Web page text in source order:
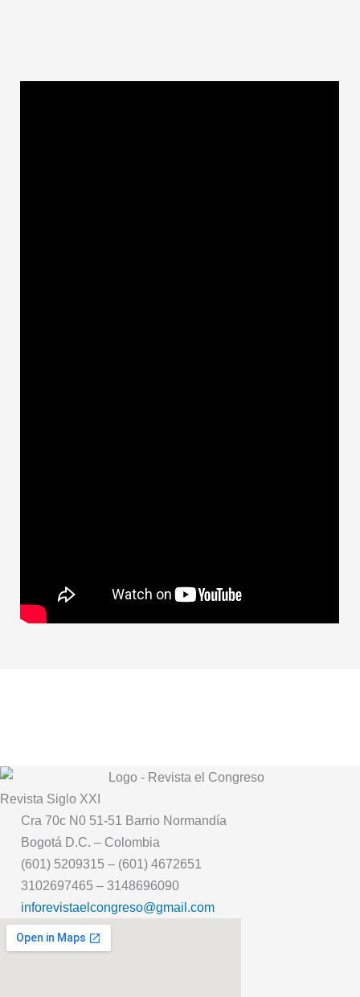
Revista Siglo XXI
Cra 70c N0 51-51 Barrio Normandía
Bogotá D.C. – Colombia
(601) 5209315 – (601) 4672651
3102697465 – 3148696090
inforevistaelcongreso@gmail.com